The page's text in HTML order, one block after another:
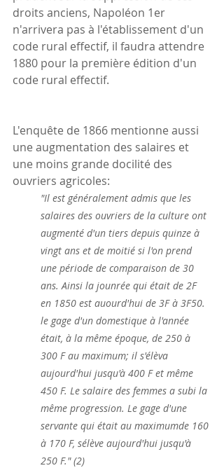
droits anciens, Napoléon 1er
n'arrivera pas à l'établissement d'un
code rural effectif, il faudra attendre
1880 pour la première édition d'un
code rural effectif.
L'enquête de 1866 mentionne aussi
une augmentation des salaires et
une moins grande docilité des
ouvriers agricoles:
"Il est généralement admis que les
salaires des ouvriers de la culture ont
augmenté d'un tiers depuis quinze à
vingt ans et de moitié si l'on prend
une période de comparaison de 30
ans. Ainsi la jounrée qui était de 2F
en 1850 est auourd'hui de 3F à 3F50.
le gage d'un domestique à l'année
était, à la même époque, de 250 à
300 F au maximum; il s'élèva
aujourd'hui jusqu'à 400 F et même
450 F. Le salaire des femmes a subi la
même progression. Le gage d'une
servante qui était au maximumde 160
à 170 F, sélève aujourd'hui jusqu'à
250 F." (2)